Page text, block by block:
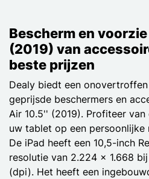
Bescherm en
(2019) van
beste prijzen
Dealy biedt een
geprijsde beschermers en
Air 10.5'' (2019). Profiteer
uw tablet op een persoonlijke
De iPad heeft een 10,5-inch
resolutie van 2.224 x 1.668
(dpi). Het heeft een